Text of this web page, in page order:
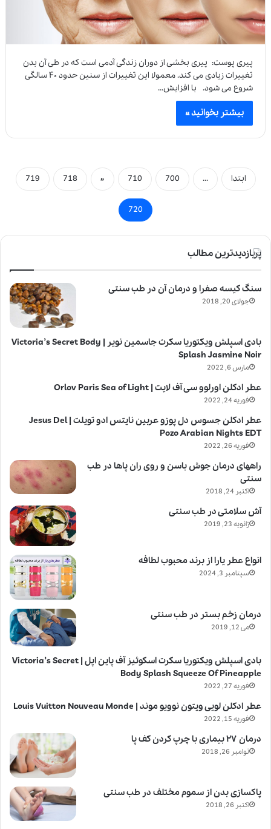
پیری پوست: پیری بخشی از دوران زندگی آدمی است که در طی آن بدن
تغییرات زیادی می کند. معمولا این تغییرات از سنین حدود ۴۰ سالگی
شروع می شود. با افزایش…
بیشتر بخوانید »
ابتدا ...
700
710
«
718
719
720
پربازدیدترین مطالب
سنگ کیسه صفرا و درمان آن در طب سنتی
جولای 20, 2018
بادی اسپلش ویکتوریا سکرت جاسمین نویر | Victoria’s Secret Body
Splash Jasmine Noir
مارس 6, 2022
عطر ادکلن اورلوو سی آف لایت | Orlov Paris Sea of Light
فوریه 24, 2022
عطر ادکلن جسوس دل پوزو عربین نایتس ادو تویلت | Jesus Del
Pozo Arabian Nights EDT
فوریه 26, 2022
راههای درمان جوش باسن و روی ران پاها در طب
سنتی
اکتبر 24, 2018
آش سلامتی در طب سنتی
ژانویه 23, 2019
انواع عطر یارا از برند محبوب لطافه
سپتامبر 3, 2024
درمان زخم بستر در طب سنتی
می 12, 2019
بادی اسپلش ویکتوریا سکرت اسکوئیز آف پاین اپل | Victoria’s Secret
Body Splash Squeeze Of Pineapple
فوریه 27, 2022
عطر ادکلن لویی ویتون نوویو موند | Louis Vuitton Nouveau Monde
فوریه 15, 2022
درمان ۲۷ بیماری با چرپ کردن کف پا
نوامبر 26, 2018
پاکسازی بدن از سموم مختلف در طب سنتی
اکتبر 26, 2018